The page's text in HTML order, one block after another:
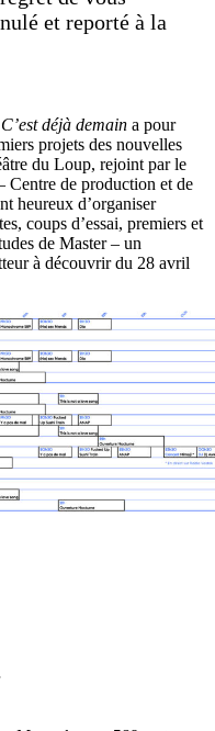
et reporté à la
C’est déjà demain a pour
projets des nouvelles
du Loup, rejoint par le
Centre de production et de
heureux d’organiser
coups d’essai, premiers et
de Master – un
à découvrir du 28 avril